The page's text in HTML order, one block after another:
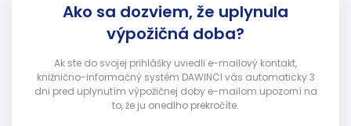
Ako sa dozviem, že uplynula
výpožičná doba?
Ak ste do svojej prihlášky uviedli e-mailový kontakt,
knižnično-informačný systém DAWINCI vás automaticky 3
dni pred uplynutím výpožičnej doby e-mailom upozorní na
to, že ju onedlho prekročíte.